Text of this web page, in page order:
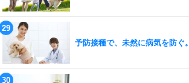
予防接種で、未然に病気を防ぐ。